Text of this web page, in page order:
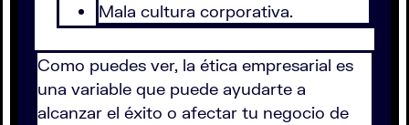
Mala cultura corporativa.
Como puedes ver, la ética empresarial es
una variable que puede ayudarte a
alcanzar el éxito o afectar tu negocio de